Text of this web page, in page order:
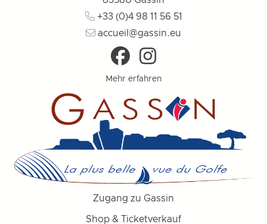
+33 (0)4 98 11 56 51
accueil@gassin.eu
Mehr erfahren
Zugang zu Gassin
Shop & Ticketverkauf